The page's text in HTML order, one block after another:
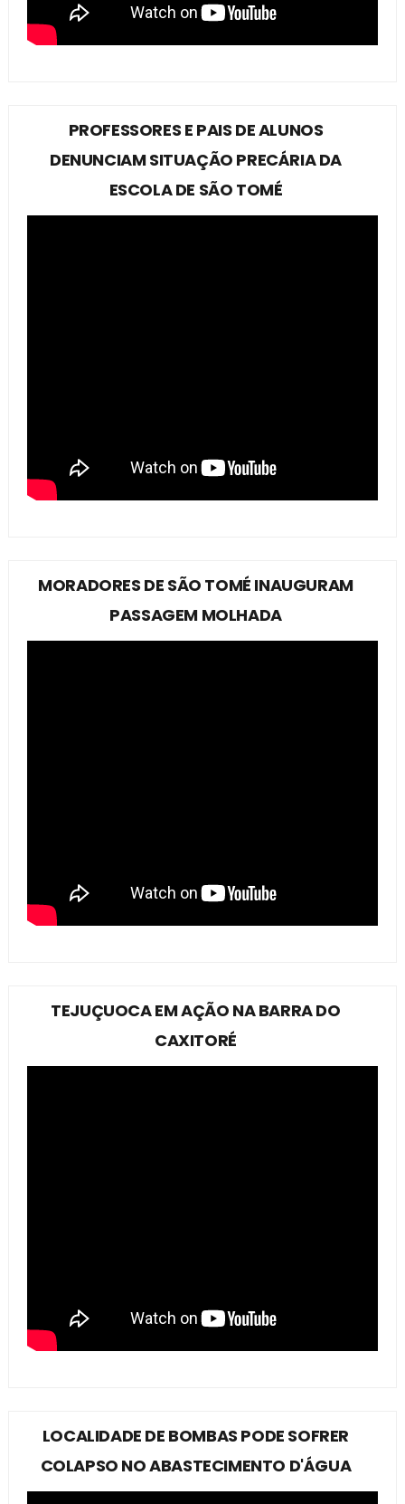
PROFESSORES E PAIS DE ALUNOS
DENUNCIAM SITUAÇÃO PRECÁRIA DA
ESCOLA DE SÃO TOMÉ
MORADORES DE SÃO TOMÉ INAUGURAM
PASSAGEM MOLHADA
TEJUÇUOCA EM AÇÃO NA BARRA DO
CAXITORÉ
LOCALIDADE DE BOMBAS PODE SOFRER
COLAPSO NO ABASTECIMENTO D'ÁGUA